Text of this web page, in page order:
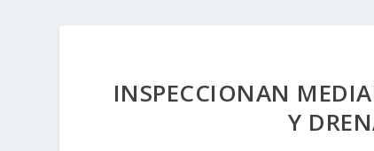
INSPECCIONAN
Y